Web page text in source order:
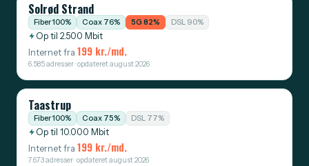
Solrød Strand
Fiber 100% Coax 76% 5G 82% DSL 90%
Op til 2.500 Mbit
Internet fra 199 kr./md.
6.585 adresser · opdateret august 2026
Taastrup
Fiber 100% Coax 75% DSL 77%
Op til 10.000 Mbit
Internet fra 199 kr./md.
7.673 adresser · opdateret august 2026